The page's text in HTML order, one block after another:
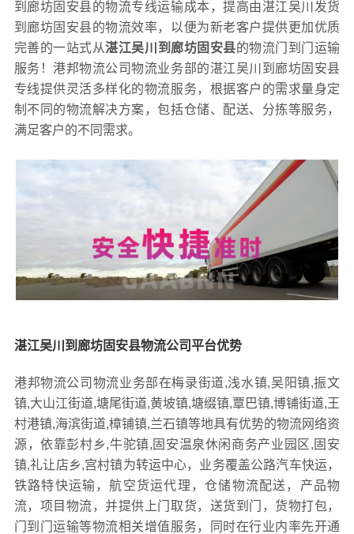
到廊坊固安县的物流专线运输成本，提高由湛江吴川发货
到廊坊固安县的物流效率，以便为新老客户提供更加优质
完善的一站式从湛江吴川到廊坊固安县的物流门到门运输
服务！港邦物流公司物流业务部的湛江吴川到廊坊固安县
专线提供灵活多样化的物流服务，根据客户的需求量身定
制不同的物流解决方案，包括仓储、配送、分拣等服务，
满足客户的不同需求。
湛江吴川到廊坊固安县物流公司平台优势
港邦物流公司物流业务部在梅录街道,浅水镇,吴阳镇,振文
镇,大山江街道,塘尾街道,黄坡镇,塘缀镇,覃巴镇,博铺街道,王
村港镇,海滨街道,樟铺镇,兰石镇等地具有优势的物流网络资
源，依靠彭村乡,牛驼镇,固安温泉休闲商务产业园区,固安
镇,礼让店乡,宫村镇为转运中心，业务覆盖公路汽车快运，
铁路特快运输，航空货运代理，仓储物流配送，产品物
流，项目物流，并提供上门取货，送货到门，货物打包，
门到门运输等物流相关增值服务，同时在行业内率先开通